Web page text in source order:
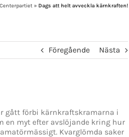
Centerpartiet » Dags att helt avveckla kärnkraften!
Föregående Nästa
gått förbi kärnkraftskramarna i
en myt efter avslöjande kring hur
Kvarglömda saker